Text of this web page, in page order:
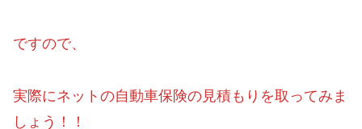
ですので、
実際にネットの自動車保険の見積もりを取ってみま
しょう！！